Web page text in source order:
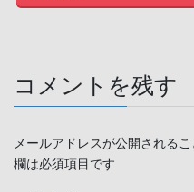
コメントを残す
メールアドレスが公開されるこ
欄は必須項目です